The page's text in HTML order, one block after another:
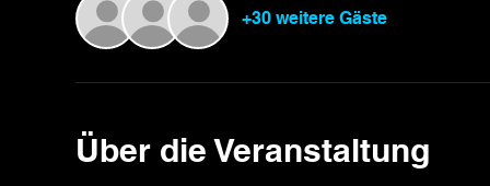
+30 weitere Gäste
Über die Veranstaltung